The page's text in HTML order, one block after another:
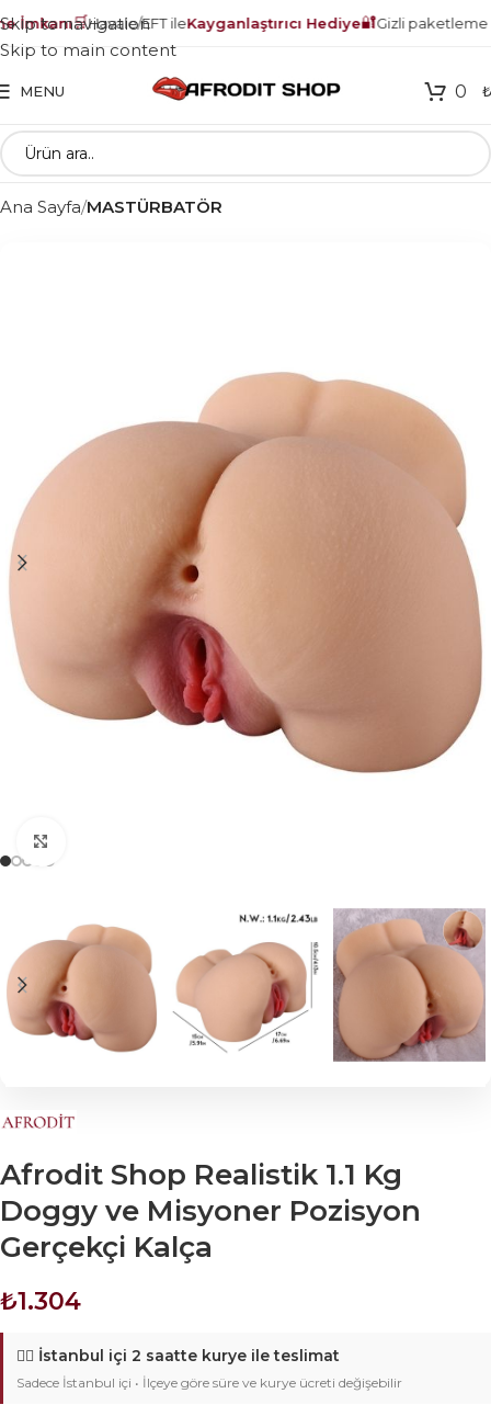
🛒Havale/EFT ileKayganlaştırıcı Hediye🔐Gizli paketleme –
Skip to navigation
Skip to main content
MENU 0 ₺
Ana Sayfa MASTÜRBATÖR
Afrodit Shop Realistik 1.1 Kg
Doggy ve Misyoner Pozisyon
Gerçekçi Kalça
₺1.304
🚴‍♂️ İstanbul içi 2 saatte kurye ile teslimat
Sadece İstanbul içi • İlçeye göre süre ve kurye ücreti değişebilir